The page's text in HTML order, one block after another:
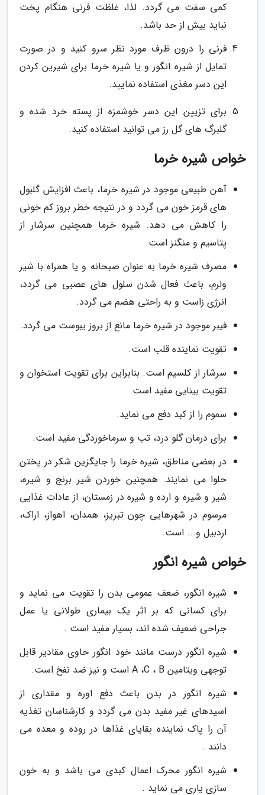
کمی سفت می گردد. لذا، غلظت فرنی هنگام پخت
نباید بیش از حد باشد.
فرنی را درون ظرف مورد نظر سرو کنید و در صورت
تمایل از شیره انگور و یا شیره خرما برای شیرین کردن
این دسر مغذی استفاده نمایید.
برای تزیین این دسر خوشمزه از پسته خرد شده و
گلبرگ های گل رز می توانید استفاده کنید.
خواص شیره خرما
آهن طبیعی موجود در شیره خرما، باعث افزایش گلبول
های قرمز خون می گردد و در نتیجه خطر بروز کم خونی
را کاهش می دهد. شیره خرما همچنین سرشار از
پتاسیم و منگنز است.
مصرف شیره خرما به عنوان صبحانه و یا همراه با شیر
ولرم، باعث فعال شدن سلول های عصبی می گردد،
انرژی زاست و به راحتی هضم می گردد.
فیبر موجود در شیره خرما مانع از بروز یبوست می گردد.
تقویت نماینده قلب است.
سرشار از کلسیم است. بنابراین برای تقویت استخوان و
تقویت بینایی مفید است.
سموم را از کبد دفع می نماید.
برای درمان گلو درد، تب و سرماخوردگی مفید است.
در بعضی مناطق، شیره خرما را جایگزین شکر در پختن
حلوا می نمایند. همچنین خوردن شیر برنج و شیره،
شیر و شیره و ارده و شیره در زمستان، از عادات غذایی
مرسوم در شهرهایی چون تبریز، همدان، اهواز، اراک،
اردبیل و... است.
خواص شیره انگور
شیره انگور، ضعف عمومی بدن را تقویت می نماید و
برای کسانی که بر اثر یک بیماری طولانی یا عمل
جراحی ضعیف شده اند، بسیار مفید است .
شیره انگور درست مانند خود انگور حاوی مقادیر قابل
توجهی ویتامین A ،C ، B است و نیز ضد نفخ است.
شیره انگور در بدن باعث دفع اوره و مقداری از
اسیدهای غیر مفید بدن می گردد و کارشناسان تغذیه
آن را پاک نماینده بقایای غذاها در روده و معده می
دانند .
شیره انگور محرک اعمال کبدی می باشد و به خون
سازی یاری می نماید .